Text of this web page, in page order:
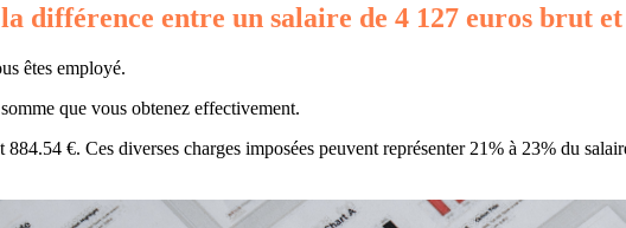
différence entre un salaire de 4 127 euros brut et
êtes employé.
que vous obtenez effectivement.
€. Ces diverses charges imposées peuvent représenter 21% à 23% du